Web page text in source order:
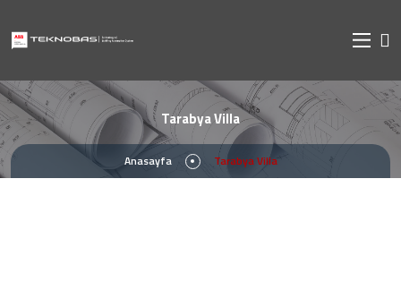
Tarabya Villa
Anasayfa Tarabya Villa